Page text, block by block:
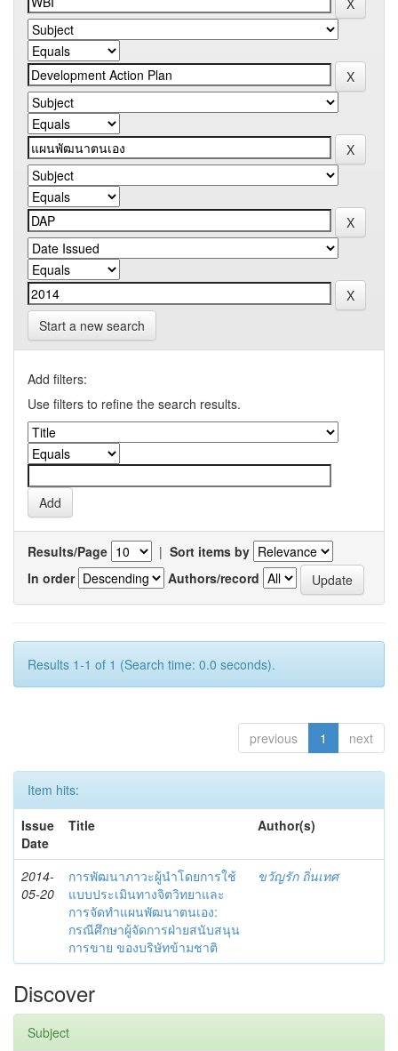
Start a new search
Add filters:
Use filters to refine the search results.
Results/Page | Sort items by
In order
Authors/record
Results 1-1 of 1 (Search time: 0.0 seconds).
previous 1 next
Item hits:
Issue
Date
Title Author(s)
2014-
05-20
การพัฒนาภาวะผู้นำโดยการใช้
แบบประเมินทางจิตวิทยาและ
การจัดทำแผนพัฒนาตนเอง:
กรณีศึกษาผู้จัดการฝ่ายสนับสนุน
การขาย ของบริษัทข้ามชาติ
ขวัญรัก ถิ่นเทศ
Discover
Subject